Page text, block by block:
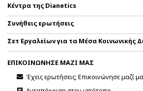
Κέντρα της Dianetics
Συνήθεις ερωτήσεις
Σετ Εργαλείων για τα Μέσα Κοινωνικής
ΕΠΙΚΟΙΝΩΝΗΣΕ ΜΑΖΙ ΜΑΣ
Έχεις ερωτήσεις; Επικοινώνησε μαζί